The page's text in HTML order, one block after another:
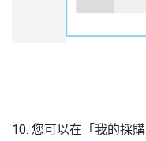
10. 您可以在「我的採